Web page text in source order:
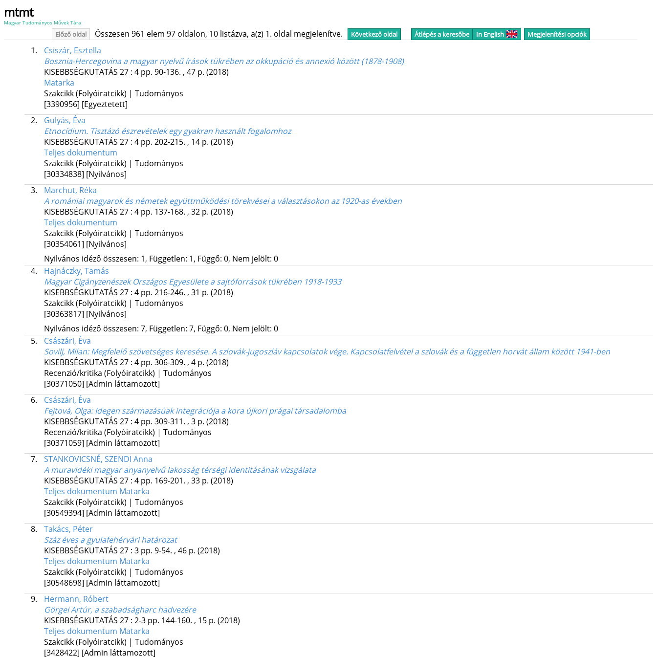
mtmt
Magyar Tudományos Művek Tára
Előző oldal Összesen 961 elem 97 oldalon, 10 listázva, a(z) 1. oldal megjelenítve. Következő oldal Átlépés a keresőbe In English Megjelenítési opciók
1.
Csiszár, Esztella
Bosznia-Hercegovina a magyar nyelvű írások tükrében az okkupáció és annexió között (1878-1908)
KISEBBSÉGKUTATÁS 27: 4 pp. 90-136. , 47 p. (2018)
Matarka
Szakcikk (Folyóiratcikk) | Tudományos
[3390956] [Egyeztetett]
2.
Gulyás, Éva
Etnocídium. Tisztázó észrevételek egy gyakran használt fogalomhoz
KISEBBSÉGKUTATÁS 27: 4 pp. 202-215. , 14 p. (2018)
Teljes dokumentum
Szakcikk (Folyóiratcikk) | Tudományos
[30334838] [Nyilvános]
3.
Marchut, Réka
A romániai magyarok és németek együttműködési törekvései a választásokon az 1920-as években
KISEBBSÉGKUTATÁS 27: 4 pp. 137-168. , 32 p. (2018)
Teljes dokumentum
Szakcikk (Folyóiratcikk) | Tudományos
[30354061] [Nyilvános]
Nyilvános idéző összesen: 1, Független: 1, Függő: 0, Nem jelölt: 0
4.
Hajnáczky, Tamás
Magyar Cigányzenészek Országos Egyesülete a sajtóforrások tükrében 1918-1933
KISEBBSÉGKUTATÁS 27: 4 pp. 216-246. , 31 p. (2018)
Szakcikk (Folyóiratcikk) | Tudományos
[30363817] [Nyilvános]
Nyilvános idéző összesen: 7, Független: 7, Függő: 0, Nem jelölt: 0
5.
Császári, Éva
Sovilj, Milan: Megfelelő szövetséges keresése. A szlovák-jugoszláv kapcsolatok vége. Kapcsolatfelvétel a szlovák és a független horvát állam között 1941-ben
KISEBBSÉGKUTATÁS 27: 4 pp. 306-309. , 4 p. (2018)
Recenzió/kritika (Folyóiratcikk) | Tudományos
[30371050] [Admin láttamozott]
6.
Császári, Éva
Fejtová, Olga: Idegen származásúak integrációja a kora újkori prágai társadalomba
KISEBBSÉGKUTATÁS 27: 4 pp. 309-311. , 3 p. (2018)
Recenzió/kritika (Folyóiratcikk) | Tudományos
[30371059] [Admin láttamozott]
7.
STANKOVICSNÉ, SZENDI Anna
A muravidéki magyar anyanyelvű lakosság térségi identitásának vizsgálata
KISEBBSÉGKUTATÁS 27: 4 pp. 169-201. , 33 p. (2018)
Teljes dokumentum Matarka
Szakcikk (Folyóiratcikk) | Tudományos
[30549394] [Admin láttamozott]
8.
Takács, Péter
Száz éves a gyulafehérvári határozat
KISEBBSÉGKUTATÁS 27: 3 pp. 9-54. , 46 p. (2018)
Teljes dokumentum Matarka
Szakcikk (Folyóiratcikk) | Tudományos
[30548698] [Admin láttamozott]
9.
Hermann, Róbert
Görgei Artúr, a szabadságharc hadvezére
KISEBBSÉGKUTATÁS 27: 2-3 pp. 144-160. , 15 p. (2018)
Teljes dokumentum Matarka
Szakcikk (Folyóiratcikk) | Tudományos
[3428422] [Admin láttamozott]